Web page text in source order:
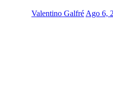
Valentino Galfré Ago 6,